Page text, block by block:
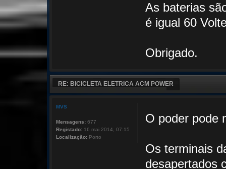
As baterias
é igual 60
Obrigado.
RE: BICICLETA ELETRICA ACM POWER
O poder pode
Os terminais
desapertados
MVS
Mensagens: 677
Registado: 16 mai 2014, 07:15
Localização: Porto